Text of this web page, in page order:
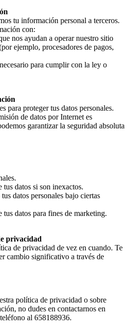
tu información personal a terceros.
con:
nos ayudan a operar nuestro sitio
ejemplo, procesadores de pagos,
para cumplir con la ley o
para proteger tus datos personales.
de datos por Internet es
garantizar la seguridad absoluta
datos si son inexactos.
datos personales bajo ciertas
datos para fines de marketing.
privacidad
de privacidad de vez en cuando. Te
cambio significativo a través de
política de privacidad o sobre
no dudes en contactarnos en
al 658188936.